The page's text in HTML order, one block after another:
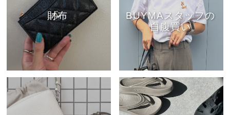
財布
BUYMAスタッフの
自腹買い